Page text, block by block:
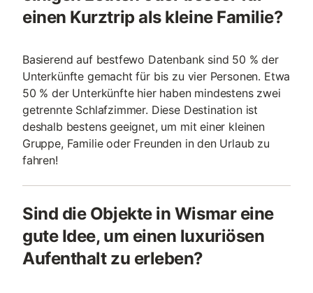
einen Kurztrip als kleine Familie?
Basierend auf bestfewo Datenbank sind 50 % der
Unterkünfte gemacht für bis zu vier Personen. Etwa
50 % der Unterkünfte hier haben mindestens zwei
getrennte Schlafzimmer. Diese Destination ist
deshalb bestens geeignet, um mit einer kleinen
Gruppe, Familie oder Freunden in den Urlaub zu
fahren!
Sind die Objekte in Wismar eine
gute Idee, um einen luxuriösen
Aufenthalt zu erleben?